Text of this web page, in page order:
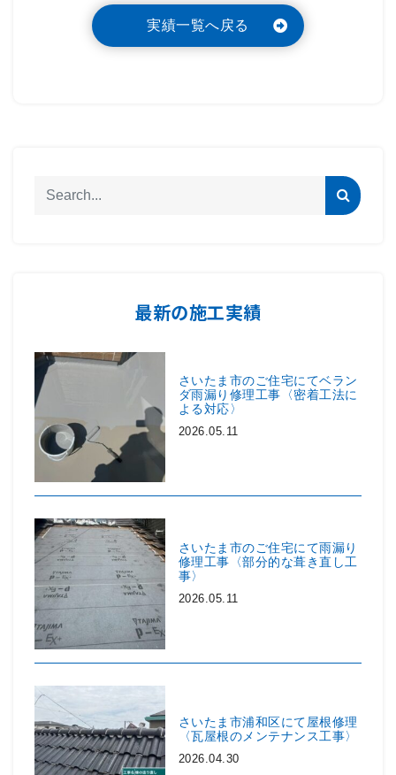
実績一覧へ戻る
最新の施工実績
さいたま市のご住宅にてベラン
ダ雨漏り修理工事〈密着工法に
よる対応〉
2026.05.11
さいたま市のご住宅にて雨漏り
修理工事〈部分的な葺き直し工
事〉
2026.05.11
さいたま市浦和区にて屋根修理
〈瓦屋根のメンテナンス工事〉
2026.04.30